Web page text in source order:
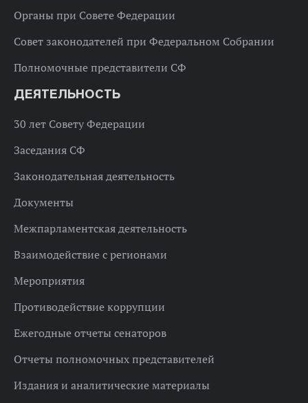
Органы при Совете Федерации
Совет законодателей при Федеральном Собрании
Полномочные представители СФ
ДЕЯТЕЛЬНОСТЬ
30 лет Совету Федерации
Заседания СФ
Законодательная деятельность
Документы
Межпарламентская деятельность
Взаимодействие с регионами
Мероприятия
Противодействие коррупции
Ежегодные отчеты сенаторов
Отчеты полномочных представителей
Издания и аналитические материалы